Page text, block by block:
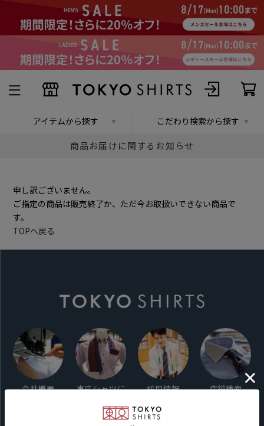
アイテムから探す こだわり検索から探す
商品お届けに関するお知らせ
申し訳ございません。
ご指定の商品は販売終了か、ただ今お取扱いできない商品で
す。
TOPへ戻る
会社概要
東京シャツに
採用情報 店舗検索